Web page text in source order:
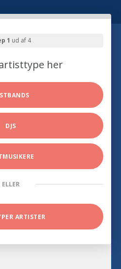
1 ud af 4
her
DJS
ELLER
ARTISTER